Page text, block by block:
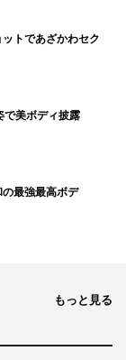
トであざかわセク
で美ボディ披露
最強最高ボデ
もっと見る